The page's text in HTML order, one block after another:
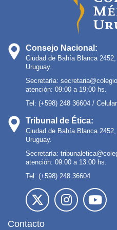
Consejo Nacional:
Ciudad de Bahía Blanca
Uruguay.
Secretaría:
atención: 09:00 a 19:00 hs.
Tel: (+598) 248 36604 /
Tribunal de Ética:
Ciudad de Bahía Blanca
Uruguay.
Secretaría:
atención: 09:00 a 13:00 hs.
Tel: (+598) 248 36604
Contacto